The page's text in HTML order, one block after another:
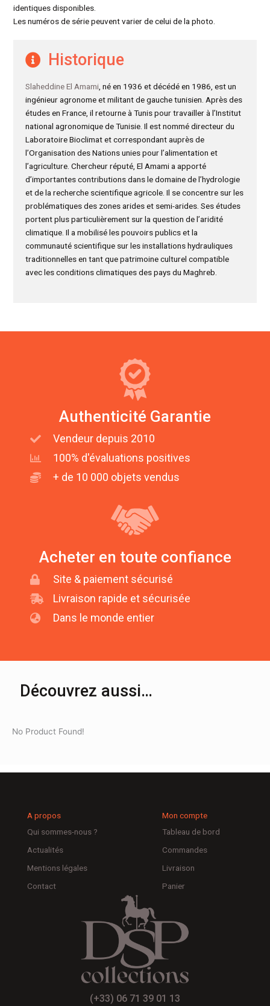
identiques disponibles.
Les numéros de série peuvent varier de celui de la photo.
Historique
Slaheddine El Amami , né en 1936 et décédé en 1986, est un
ingénieur agronome et militant de gauche tunisien. Après des
études en France, il retourne à Tunis pour travailler à l’Institut
national agronomique de Tunisie. Il est nommé directeur du
Laboratoire Bioclimat et correspondant auprès de
l’Organisation des Nations unies pour l’alimentation et
l’agriculture. Chercheur réputé, El Amami a apporté
d’importantes contributions dans le domaine de l’hydrologie
et de la recherche scientifique agricole. Il se concentre sur les
problématiques des zones arides et semi-arides. Ses études
portent plus particulièrement sur la question de l’aridité
climatique. Il a mobilisé les pouvoirs publics et la
communauté scientifique sur les installations hydrauliques
traditionnelles en tant que patrimoine culturel compatible
avec les conditions climatiques des pays du Maghreb.
Authenticité Garantie
Vendeur depuis 2010
100% d'évaluations positives
+ de 10 000 objets vendus
Acheter en toute confiance
Site & paiement sécurisé
Livraison rapide et sécurisée
Dans le monde entier
Découvrez aussi…
No Product Found!
A propos
Qui sommes-nous ?
Actualités
Mentions légales
Contact
Mon compte
Tableau de bord
Commandes
Livraison
Panier
(+33) 06 71 39 01 13